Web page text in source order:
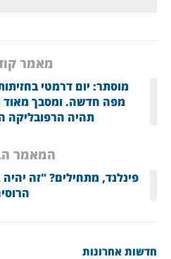
מאמר
מוסתר: יום דרמטי
מפה חדשה. ומסבך
תהיה הרפובליקה
המאמר
פינלנד, מתחילים? "זה יהיה
חדשות אחרונות